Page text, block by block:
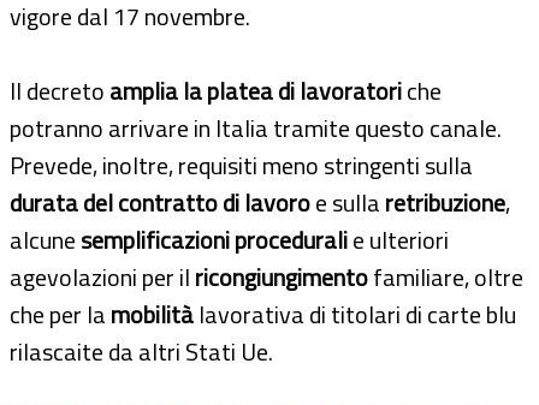
vigore dal 17 novembre.
Il decretoamplia la platea di lavoratoriche
potranno arrivare in Italia tramite questo canale.
Prevede, inoltre, requisiti meno stringenti sulla
durata del contratto di lavoroe sullaretribuzione,
alcunesemplificazioni proceduralie ulteriori
agevolazioni per ilricongiungimentofamiliare, oltre
che per lamobilitàlavorativa di titolari di carte blu
rilascaite da altri Stati Ue.